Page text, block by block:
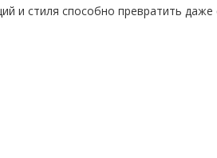
и стиля способно превратить